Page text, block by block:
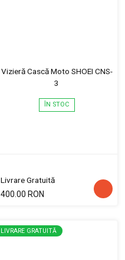
Vizieră Cască Moto SHOEI CNS-
3
ÎN STOC
Livrare Gratuită
400.00 RON
LIVRARE GRATUITĂ